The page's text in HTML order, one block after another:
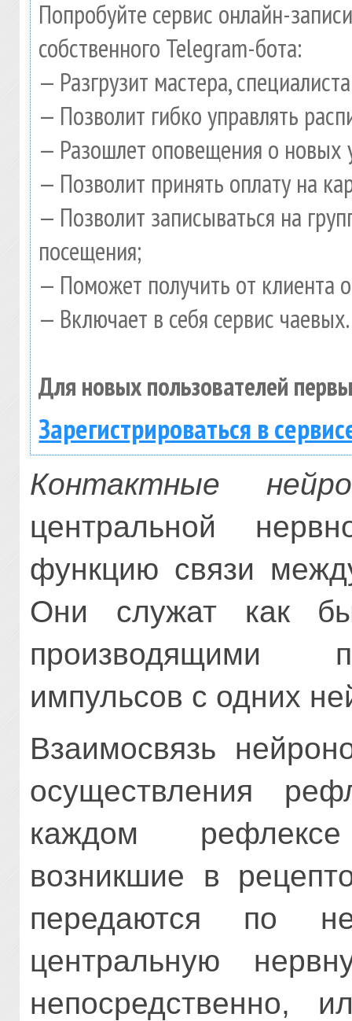
Попробуйте сервис онлайн-
собственного Telegram-бота:
— Разгрузит мастера,
— Позволит гибко управлять
— Разошлет оповещения о новых
— Позволит принять оплату на
— Позволит записываться на
посещения;
— Поможет получить от клиента
— Включает в себя сервис чаевых.
Для новых пользователей
Зарегистрироваться в
Контактные
центральной
функцию связи
Они служат как
производящими
импульсов с одних
Взаимосвязь
осуществления
каждом
возникшие в
передаются по
центральную
непосредственно,